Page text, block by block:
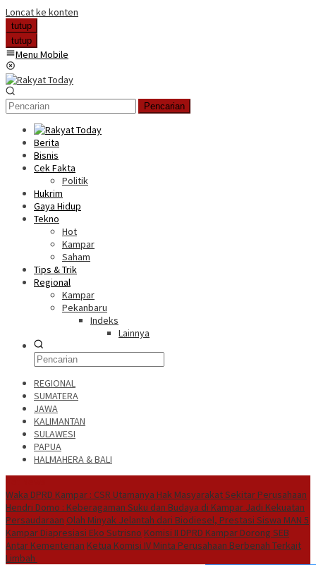
Loncat ke konten
tutup
tutup
Menu Mobile
Pencarian
Berita
Bisnis
Cek Fakta
Politik
Hukrim
Gaya Hidup
Tekno
Hot
Kampar
Saham
Tips & Trik
Regional
Kampar
Pekanbaru
Indeks
Lainnya
REGIONAL
SUMATERA
JAWA
KALIMANTAN
SULAWESI
PAPUA
HALMAHERA & BALI
Waka DPRD Kampar : CSR Utamanya Hak Masyarakat Sekitar Perusahaan
Hendri Domo : Keberagaman Suku dan Budaya di Kampar Jadi Kekuatan
Persaudaraan Olah Minyak Jelantah dari Biodiesel, Prestasi Siswa MAN 5
Kampar Diapresiasi Eko Sutrisno Komisi II DPRD Kampar Dorong SEB
Antar Kementerian Ketua Komisi IV Minta Perusahaan Berbenah Terkait
Limbah